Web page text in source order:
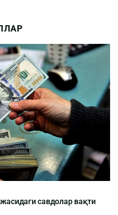
савдолар вақти